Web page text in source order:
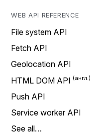
WEB API REFERENCE
File system API
Fetch API
Geolocation API
HTML DOM API
Push API
Service worker API
See all…